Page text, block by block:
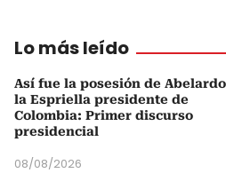
Lo más leído
Así fue la posesión de Abelardo
la Espriella presidente de
Colombia: Primer discurso
presidencial
08/08/2026